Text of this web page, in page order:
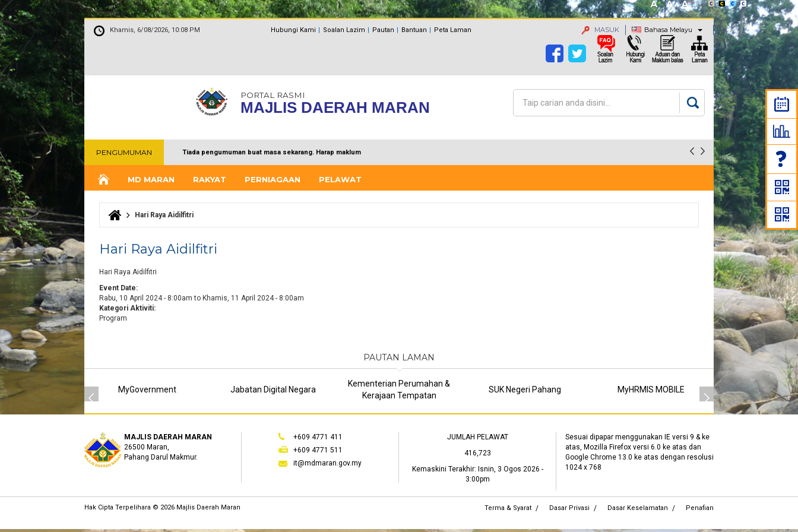
Khamis, 6/08/2026, 10:08 PM Hubungi Kami Soalan Lazim Pautan Bantuan Peta Laman MASUK Bahasa Melayu
PORTAL RASMI
MAJLIS DAERAH MARAN Borang carian
Carian
PENGUMUMAN Tiada pengumuman buat masa sekarang. Harap maklum
MD MARAN RAKYAT PERNIAGAAN PELAWAT
Anda di sini
Hari Raya Aidilfitri
Hari Raya Aidilfitri
Hari Raya Aidilfitri
Event Date:
Rabu, 10 April 2024 - 8:00am to Khamis, 11 April 2024 - 8:00am
Kategori Aktiviti:
Program
PAUTAN LAMAN
MyGovernment Jabatan Digital Negara
Kementerian Perumahan &
Kerajaan Tempatan
SUK Negeri Pahang MyHRMIS MOBILE MSC
MAJLIS DAERAH MARAN
26500 Maran,
Pahang Darul Makmur.
+609 4771 411
+609 4771 511
it@mdmaran.gov.my
JUMLAH PELAWAT
416,723
Kemaskini Terakhir: Isnin, 3 Ogos 2026 -
3:00pm
Sesuai dipapar menggunakan IE versi 9 & ke
atas, Mozilla Firefox versi 6.0 ke atas dan
Google Chrome 13.0 ke atas dengan resolusi
1024 x 768
Hak Cipta Terpelihara © 2026 Majlis Daerah Maran Terma & Syarat Dasar Privasi Dasar Keselamatan Penafian